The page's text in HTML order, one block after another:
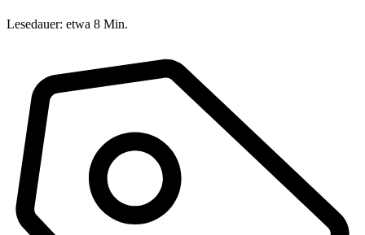
Lesedauer: etwa 8 Min.